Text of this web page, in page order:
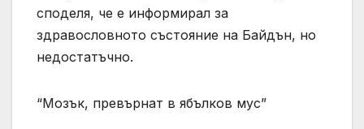
споделя, че е информирал за
здравословното състояние на Байдън, но
недостатъчно.
“Мозък, превърнат в ябълков мус”